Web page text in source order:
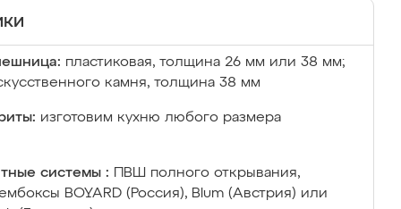
пластиковая, толщина 26 мм или 38 мм;
камня, толщина 38 мм
изготовим кухню любого размера
системы :
ПВШ полного открывания,
BOYARD (Россия), Blum (Австрия) или